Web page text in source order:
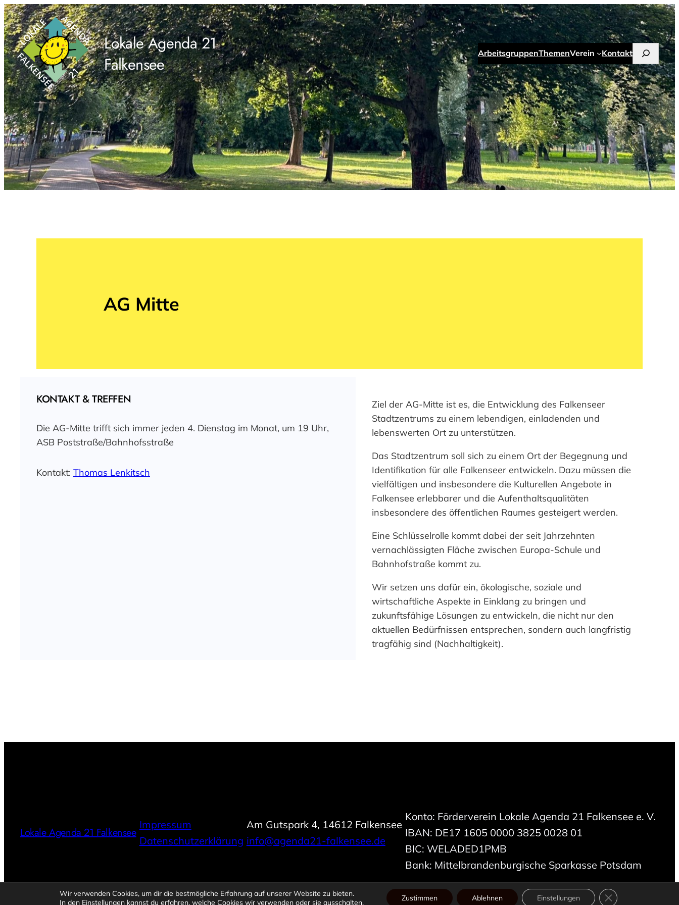
Zum
Inhalt
springen
Lokale Agenda 21
Falkensee
ArbeitsgruppenThemenVerein Kontakt Suchen
AG Mitte
KONTAKT & TREFFEN
Die AG-Mitte trifft sich immer jeden 4. Dienstag im Monat, um 19 Uhr,
ASB Poststraße/Bahnhofsstraße
Kontakt: Thomas Lenkitsch
Ziel der AG-Mitte ist es, die Entwicklung des Falkenseer
Stadtzentrums zu einem lebendigen, einladenden und
lebenswerten Ort zu unterstützen.
Das Stadtzentrum soll sich zu einem Ort der Begegnung und
Identifikation für alle Falkenseer entwickeln. Dazu müssen die
vielfältigen und insbesondere die Kulturellen Angebote in
Falkensee erlebbarer und die Aufenthaltsqualitäten
insbesondere des öffentlichen Raumes gesteigert werden.
Eine Schlüsselrolle kommt dabei der seit Jahrzehnten
vernachlässigten Fläche zwischen Europa-Schule und
Bahnhofstraße kommt zu.
Wir setzen uns dafür ein, ökologische, soziale und
wirtschaftliche Aspekte in Einklang zu bringen und
zukunftsfähige Lösungen zu entwickeln, die nicht nur den
aktuellen Bedürfnissen entsprechen, sondern auch langfristig
tragfähig sind (Nachhaltigkeit).
Lokale Agenda 21 Falkensee
Impressum
Datenschutzerklärung
Am Gutspark 4, 14612 Falkensee
info@agenda21-falkensee.de
Konto: Förderverein Lokale Agenda 21 Falkensee e. V.
IBAN: DE17 1605 0000 3825 0028 01
BIC: WELADED1PMB
Bank: Mittelbrandenburgische Sparkasse Potsdam
Wir verwenden Cookies, um dir die bestmögliche Erfahrung auf unserer Website zu bieten.
In den Einstellungen kannst du erfahren, welche Cookies wir verwenden oder sie ausschalten. Zustimmen Ablehnen Einstellungen GDPR Cookie-